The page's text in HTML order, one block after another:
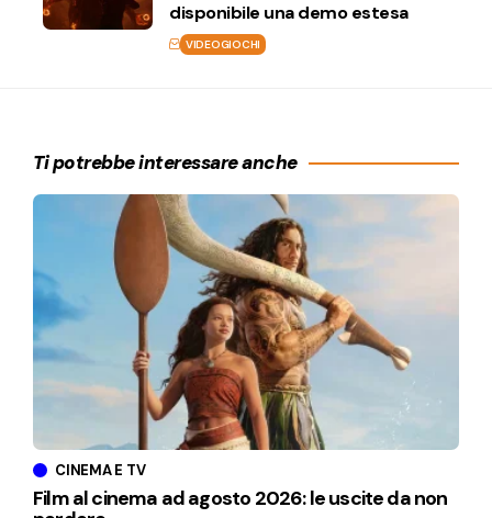
disponibile una demo estesa
VIDEOGIOCHI
Ti potrebbe interessare anche
CINEMA E TV
Film al cinema ad agosto 2026: le uscite da non